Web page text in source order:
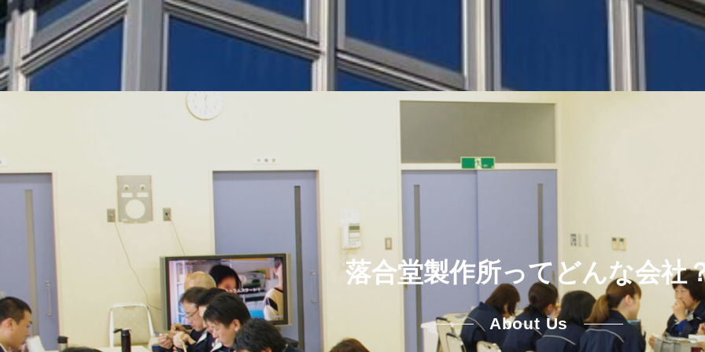
落合堂製作所ってどんな会社
About Us